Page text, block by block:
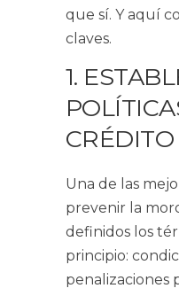
que sí. Y aquí
claves.
1.
Una de las
prevenir la
definidos los
principio:
penalizaciones